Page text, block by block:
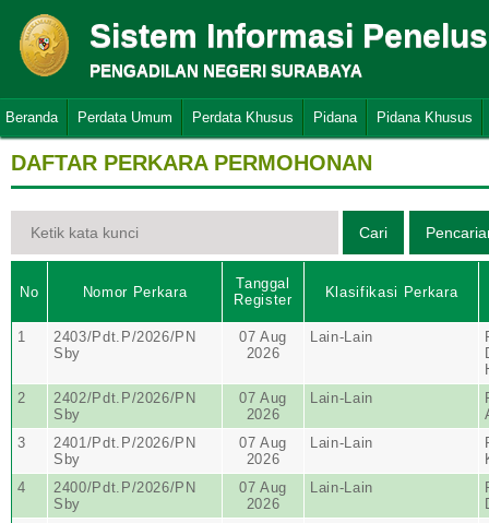
Sistem Informasi
PENGADILAN NEGERI SURABAYA
Beranda Perdata Umum Perdata Khusus Pidana Pidana Khusus
DAFTAR PERKARA PERMOHONAN
No Nomor Perkara
Tanggal
Register
Klasifikasi Perkara
1
2403/Pdt.P/2026/PN
Sby
07 Aug
2026
Lain-Lain
2
2402/Pdt.P/2026/PN
Sby
07 Aug
2026
Lain-Lain
3
2401/Pdt.P/2026/PN
Sby
07 Aug
2026
Lain-Lain
4
2400/Pdt.P/2026/PN
Sby
07 Aug
2026
Lain-Lain